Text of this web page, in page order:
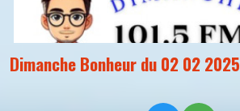
Dimanche Bonheur du 02 02 2025